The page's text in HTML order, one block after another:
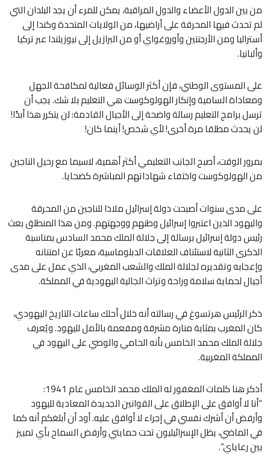
من بين الدول الأعضاء والدول المراقبة، يمكن للمرء أن يجد البلدان التي
لم تحدث فيها المحرقة على أراضيها، من الولايات المتحدة وكندا إلى
أستراليا ومن الأرجنتين وأوروغواي أو من البرازيل إلى نيوزيلندا عبر تركيا
وألبانيا.
على المستوى الوطني، فإن أكثر الوسائل فعالية لمكافحة الجهل
ومعاداة السامية وإنكار الهولوكوست هي التعليم بلا شك. يجب أن
ترسل برامج التعليم رسالة واضحة إلى الأجيال القادمة: لن يتكرر هذا أبدًا!
لن يحدث مطلقا مرة أخرى! لأي شخص! أينما كان!
بمرور الوقت، أصبح الجانب التعليمي أكثر أهمية، لاسيما مع رحيل الناجين
من الهولوكوست واختفاء شهاداتهم المباشرة كضحايا.
على مدى سنوات أصبحت دولة إسرائيل ملاذا للناجين من المحرقة
واليهود الذين اعتبروا إسرائيل وطنهم ووجهتهم. ومن هذا المنطلق بعث
رئيس دولة إسرائيل برسالة إلى جلالة الملك محمد السادس بمناسبة
الذكرى الثانية لاستئناف العلاقات الدبلوماسية، معربًا عن امتنانه
وإعجابه وتقديره لجلالة الملك والشعب المغربي، الذي عمل على مدى
أجيال لحماية سلامة وراحة وتراث الجالية اليهودية في المملكة.
ذكر الرئيس هرتسوغ في رسالته أنه خلال أحلك ساعات التاريخ اليهودي،
كان المغرب بمثابة منارة مشرقة ومفعمة بالأمل لليهود. ويُعرف
جلالة الملك محمد الخامس بأنه الحامي والوصي على اليهود في
المملكة المغربية.
أذكر هنا كلمات المغفور له الملك محمد الخامس عام 1941:
“أنا لا أوافق على الإطلاق على القوانين الجديدة المعادية لليهود
وأرفض أن أشرك نفسي في إجراء لا أوافق عليه. أود أن أبلغكم أنه كما
في الماضي، يظل الإسرائيليون تحت حمايتي وأرفض السماح بأي تمييز
بين رعاياي”.